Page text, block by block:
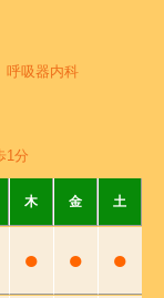
呼吸器内科
1分
木 金 土
● ● ●